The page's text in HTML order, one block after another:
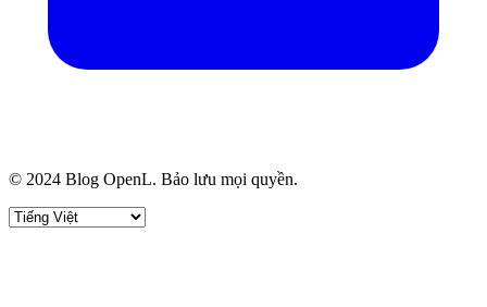
© 2024 Blog OpenL. Bảo lưu mọi quyền.